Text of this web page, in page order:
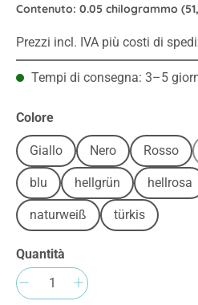
Contenuto: 0.05 chilogrammo
Prezzi incl. IVA più costi di
Tempi di consegna: 3–5
Seleziona
Colore
Giallo Nero Rosso
blu hellgrün hellrosa
naturweiß türkis
Quantità
Quantità del prodotto: